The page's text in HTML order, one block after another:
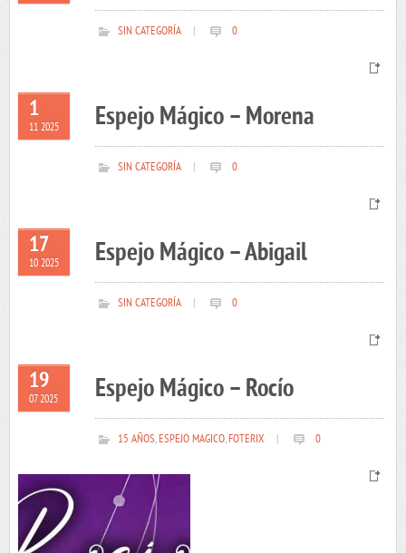
SIN CATEGORÍA 0
1
11 2025 Espejo Mágico – Morena
SIN CATEGORÍA 0
17
10 2025 Espejo Mágico – Abigail
SIN CATEGORÍA 0
19
07 2025 Espejo Mágico – Rocío
15 AÑOS,ESPEJO MAGICO,FOTERIX 0